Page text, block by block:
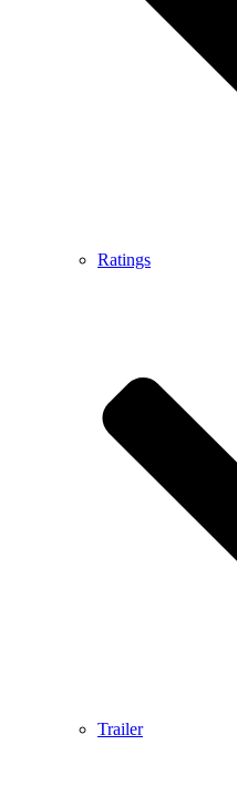
Ratings
Trailer